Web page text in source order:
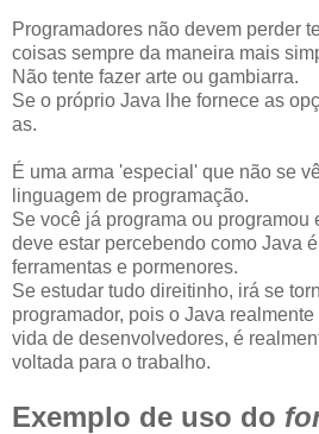
Programadores não devem perder
coisas sempre da maneira mais
Não tente fazer arte ou gambiarra.
Se o próprio Java lhe fornece as
as.
É uma arma 'especial' que não se
linguagem de programação.
Se você já programa ou programou
deve estar percebendo como Java
ferramentas e pormenores.
Se estudar tudo direitinho, irá se
programador, pois o Java
vida de desenvolvedores, é
voltada para o trabalho.
Exemplo de uso do